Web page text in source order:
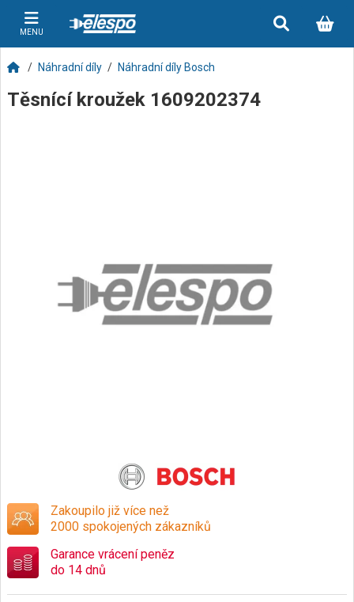
MENU
Náhradní díly Náhradní díly Bosch
Těsnící kroužek 1609202374
Zakoupilo již více než
2000 spokojených zákazníků
Garance vrácení peněz
do 14 dnů